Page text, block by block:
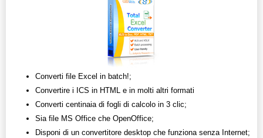
Converti file Excel in batch!;
Convertire i ICS in HTML e in molti altri formati
Converti centinaia di fogli di calcolo in 3 clic;
Sia file MS Office che OpenOffice;
Disponi di un convertitore desktop che funziona senza Internet;